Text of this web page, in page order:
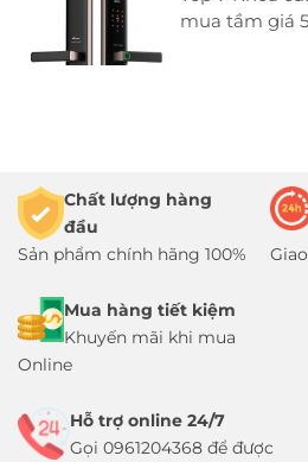
mua tầm giá
Chất lượng hàng
đầu
Sản phẩm chính hãng 100%
Mua hàng tiết kiệm
Khuyến mãi khi mua
Online
Hỗ trợ online 24/7
Gọi 0961204368 để được